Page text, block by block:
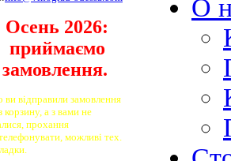
Осень 2026:
приймаємо
замовлення.
відправили замовлення
корзину, а з вами не
прохання
можливі тех.
О